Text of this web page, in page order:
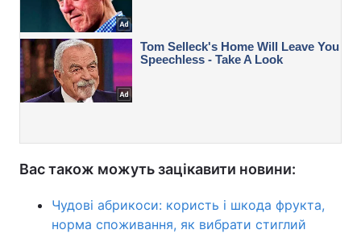
Вас також можуть зацікавити новини:
Чудові абрикоси: користь і шкода фрукта,
норма споживання, як вибрати стиглий